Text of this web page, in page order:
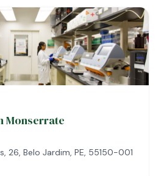
Monserrate
26, Belo Jardim, PE, 55150-001